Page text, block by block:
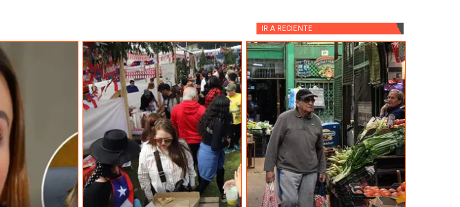
IR A RECIENTE